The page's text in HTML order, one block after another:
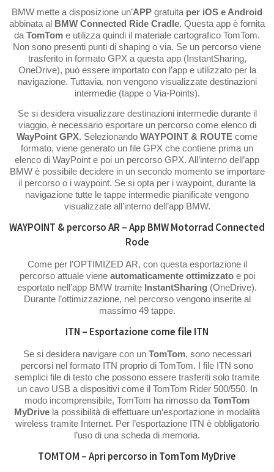
BMW mette a disposizione un’APP gratuita per iOS e Android
abbinata al BMW Connected Ride Cradle. Questa app è fornita
da TomTom e utilizza quindi il materiale cartografico TomTom.
Non sono presenti punti di shaping o via. Se un percorso viene
trasferito in formato GPX a questa app (InstantSharing,
OneDrive), può essere importato con l’app e utilizzato per la
navigazione. Tuttavia, non vengono visualizzate destinazioni
intermedie (tappe o Via-Points).
Se si desidera visualizzare destinazioni intermedie durante il
viaggio, è necessario esportare un percorso come elenco di
WayPoint GPX. Selezionando WAYPOINT & ROUTE come
formato, viene generato un file GPX che contiene prima un
elenco di WayPoint e poi un percorso GPX. All’interno dell’app
BMW è possibile decidere in un secondo momento se importare
il percorso o i waypoint. Se si opta per i waypoint, durante la
navigazione tutte le tappe intermedie pianificate vengono
visualizzate all’interno dell’app BMW.
WAYPOINT & percorso AR – App BMW Motorrad Connected
Rode
Come per l’OPTIMIZED AR, con questa esportazione il
percorso attuale viene automaticamente ottimizzatoe poi
esportato nell’app BMW tramite InstantSharing (OneDrive).
Durante l’ottimizzazione, nel percorso vengono inserite al
massimo 49 tappe.
ITN – Esportazione come file ITN
Se si desidera navigare con un TomTom, sono necessari
percorsi nel formato ITN proprio di TomTom. I file ITN sono
semplici file di testo che possono essere trasferiti solo tramite
un cavo USB a dispositivi come il TomTom Rider 500/550. In
modo incomprensibile, TomTom ha rimosso da TomTom
MyDrive la possibilità di effettuare un’esportazione in modalità
wireless tramite Internet. Per l’esportazione ITN è obbligatorio
l’uso di una scheda di memoria.
TOMTOM – Apri percorso in TomTom MyDrive